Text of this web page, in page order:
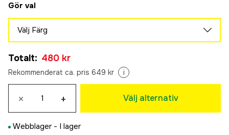
Gör val
Välj Färg
480 kr
Totalt: 480 kr
Rekommenderat ca. pris 649 kr i
× + Välj alternativ
Webblager - I lager